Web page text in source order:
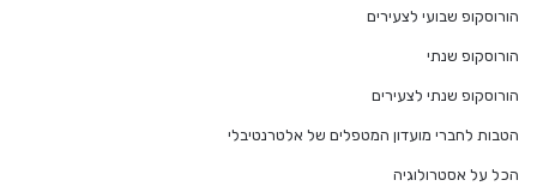
הורוסקופ שבועי לצעירים
הורוסקופ שנתי
הורוסקופ שנתי לצעירים
הטבות לחברי מועדון המטפלים של אלטרנטיבלי
הכל על אסטרולוגיה